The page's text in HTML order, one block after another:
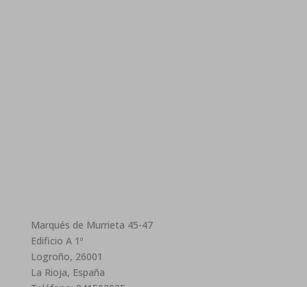
Marqués de Murrieta 45-47
Edificio A 1º
Logroño, 26001
La Rioja, España